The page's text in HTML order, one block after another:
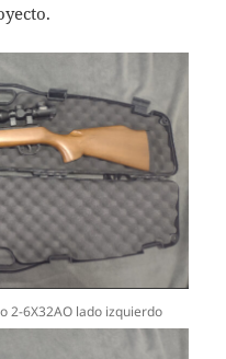
2-6X32AO lado izquierdo